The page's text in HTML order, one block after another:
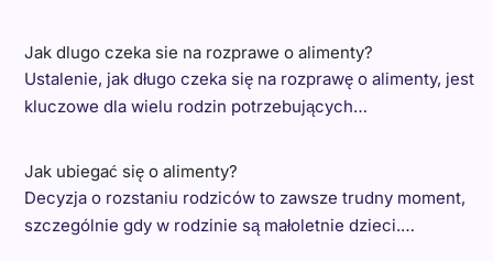
Jak dlugo czeka sie na rozprawe o alimenty?
Ustalenie, jak długo czeka się na rozprawę o alimenty, jest
kluczowe dla wielu rodzin potrzebujących…
Jak ubiegać się o alimenty?
Decyzja o rozstaniu rodziców to zawsze trudny moment,
szczególnie gdy w rodzinie są małoletnie dzieci.…